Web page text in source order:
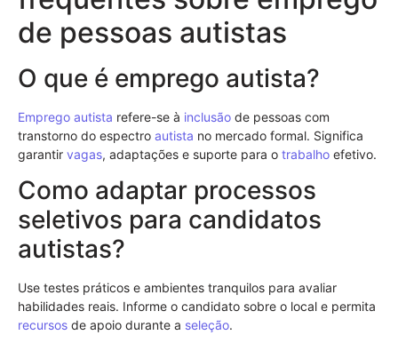
de pessoas autistas
O que é emprego autista?
Emprego autista refere-se à inclusão de pessoas com
transtorno do espectro autista no mercado formal. Significa
garantir vagas, adaptações e suporte para o trabalho efetivo.
Como adaptar processos
seletivos para candidatos
autistas?
Use testes práticos e ambientes tranquilos para avaliar
habilidades reais. Informe o candidato sobre o local e permita
recursos de apoio durante a seleção.